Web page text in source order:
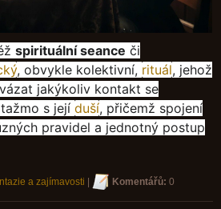
spirituální seance či
, obvykle kolektivní, rituál, jehož
jakýkoliv kontakt se
s její duší, přičemž spojení
pravidel a jednotný postup
a zajímavosti Komentářů: 0